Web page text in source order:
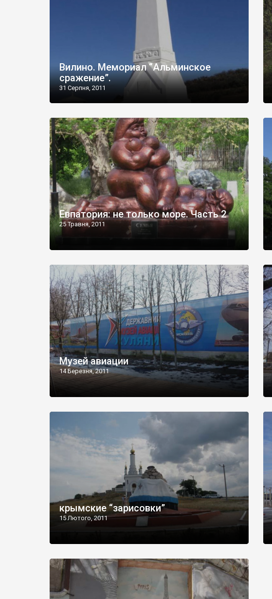
Вилино. Мемориал “Альминское
сражение”.
31 Серпня, 2011
Евпатория: не только море. Часть 2
25 Травня, 2011
Музей авиации
14 Березня, 2011
крымские “зарисовки”
15 Лютого, 2011